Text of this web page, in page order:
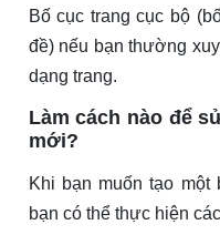
Bố cục trang cục bộ
đề) nếu bạn thường
dạng trang.
Làm cách nào để
mới?
Khi bạn muốn tạo
bạn có thể thực hiện